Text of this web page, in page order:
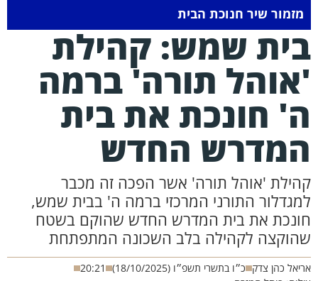
מזמור שיר חנוכת הבית
שמש: קהילת
תורה' ברמה
חונכת את בית
החדש
'אוהל תורה' אשר הפכה זה מכבר
התורני המרכזי ברמה ה' בבית שמש,
את בית המדרש החדש שהוקם בשטח
לקהילה בלב השכונה המתפתחת
כהן צדק כ״ו בתשרי תשפ״ו (18/10/2025)
20:21